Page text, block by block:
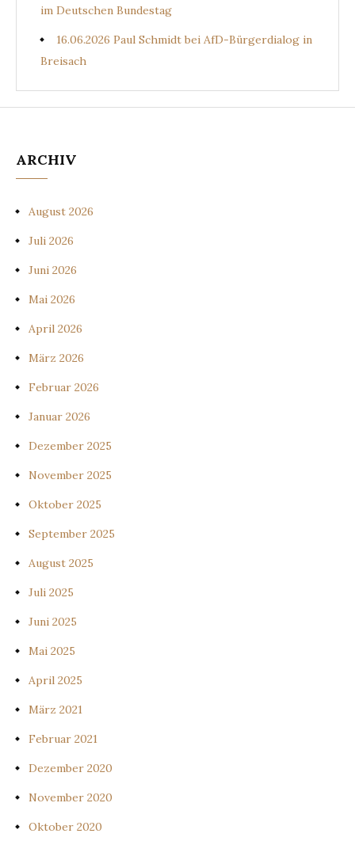
im Deutschen Bundestag
16.06.2026 Paul Schmidt bei AfD-Bürgerdialog in
Breisach
ARCHIV
August 2026
Juli 2026
Juni 2026
Mai 2026
April 2026
März 2026
Februar 2026
Januar 2026
Dezember 2025
November 2025
Oktober 2025
September 2025
August 2025
Juli 2025
Juni 2025
Mai 2025
April 2025
März 2021
Februar 2021
Dezember 2020
November 2020
Oktober 2020